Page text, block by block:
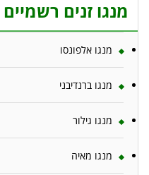
מנגו זנים רשמיים
מנגו אלפונסו
מנגו ברנדיבני
מנגו גילור
מנגו מאיה